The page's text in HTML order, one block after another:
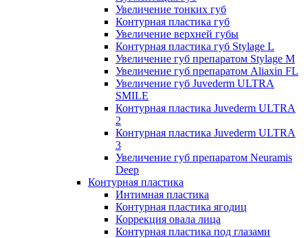
Увеличение тонких губ
Контурная пластика губ
Увеличение верхней губы
Контурная пластика губ Stylage L
Увеличение губ препаратом Stylage M
Увеличение губ препаратом Aliaxin FL
Увеличение губ Juvederm ULTRA
SMILE
Контурная пластика Juvederm ULTRA
2
Контурная пластика Juvederm ULTRA
3
Увеличение губ препаратом Neuramis
Deep
Контурная пластика
Интимная пластика
Контурная пластика ягодиц
Коррекция овала лица
Контурная пластика под глазами